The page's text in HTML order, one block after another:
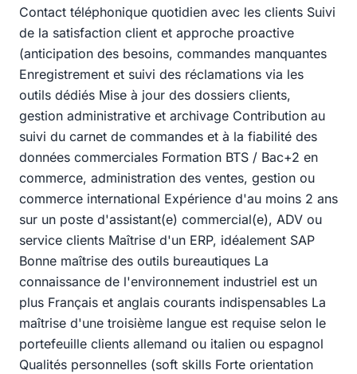
Contact téléphonique quotidien avec les clients Suivi
de la satisfaction client et approche proactive
(anticipation des besoins, commandes manquantes
Enregistrement et suivi des réclamations via les
outils dédiés Mise à jour des dossiers clients,
gestion administrative et archivage Contribution au
suivi du carnet de commandes et à la fiabilité des
données commerciales Formation BTS / Bac+2 en
commerce, administration des ventes, gestion ou
commerce international Expérience d'au moins 2 ans
sur un poste d'assistant(e) commercial(e), ADV ou
service clients Maîtrise d'un ERP, idéalement SAP
Bonne maîtrise des outils bureautiques La
connaissance de l'environnement industriel est un
plus Français et anglais courants indispensables La
maîtrise d'une troisième langue est requise selon le
portefeuille clients allemand ou italien ou espagnol
Qualités personnelles (soft skills Forte orientation